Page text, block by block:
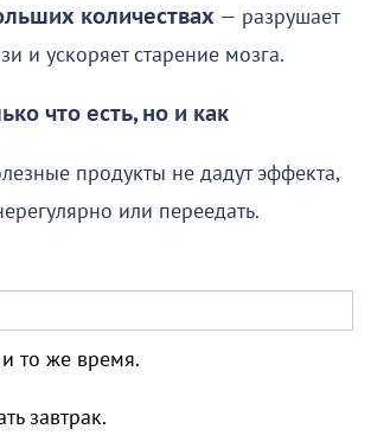
количествах — разрушает
и ускоряет старение мозга.
что есть, но и как
продукты не дадут эффекта,
или переедать.
и то же время.
завтрак.